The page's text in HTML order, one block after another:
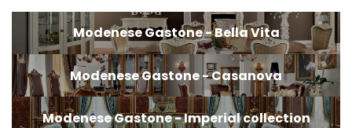
Modenese Gastone - Bella Vita
Modenese Gastone - Casanova
Modenese Gastone - Imperial collection